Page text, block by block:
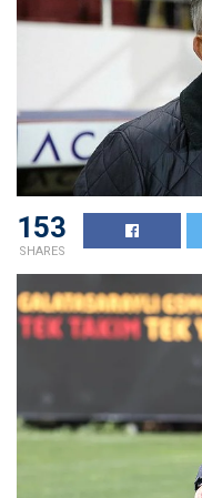
153
SHARES